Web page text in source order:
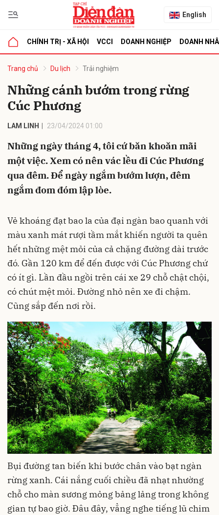
English
CHÍNH TRỊ - XÃ HỘI VCCI DOANH NGHIỆP DOANH
Trang chủ Du lịch Trải nghiệm
Những cánh bướm trong rừng
Cúc Phương
LAM LINH 23/04/2024 01:00
Những ngày tháng 4, tôi cứ băn khoăn mãi
một việc. Xem có nên vác lều đi Cúc Phương
qua đêm. Để ngày ngắm bướm lượn, đêm
ngắm đom đóm lập lòe.
Vẻ khoáng đạt bao la của đại ngàn bao quanh với
màu xanh mát rượi tầm mắt khiến người ta quên
hết những mệt mỏi của cả chặng đường dài trước
đó. Gần 120 km để đến được với Cúc Phương chứ
có ít gì. Lần đầu ngồi trên cái xe 29 chỗ chật chội,
có chút mệt mỏi. Đường nhỏ nên xe đi chậm.
Cũng sắp đến nơi rồi.
Bụi đường tan biến khi bước chân vào bạt ngàn
rừng xanh. Cái nắng cuối chiều đã nhạt nhường
chỗ cho màn sương mỏng bảng lảng trong không
gian tự bao giờ. Đâu đây, vẳng nghe tiếng lũ chim
luận
Hủy